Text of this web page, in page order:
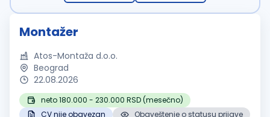
Montažer
Atos-Montaža d.o.o.
Beograd
22.08.2026
neto 180.000 - 230.000 RSD (mesečno)
CV nije obavezan
Obaveštenje o statusu prijave